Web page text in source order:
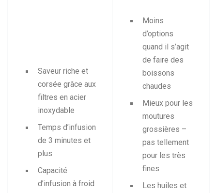
Saveur riche et
corsée grâce aux
filtres en acier
inoxydable
Temps d’infusion
de 3 minutes et
plus
Capacité
d’infusion à froid
Moins
d’options
quand il s’agit
de faire des
boissons
chaudes
Mieux pour les
moutures
grossières –
pas tellement
pour les très
fines
Les huiles et